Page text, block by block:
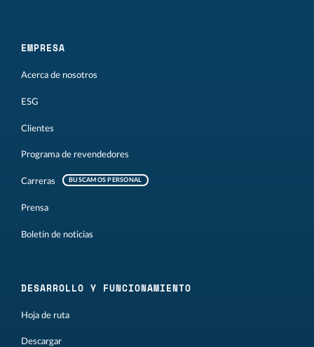
EMPRESA
Acerca de nosotros
ESG
Clientes
Programa de revendedores
Carreras BUSCAMOS PERSONAL
Prensa
Boletín de noticias
DESARROLLO Y FUNCIONAMIENTO
Hoja de ruta
Descargar